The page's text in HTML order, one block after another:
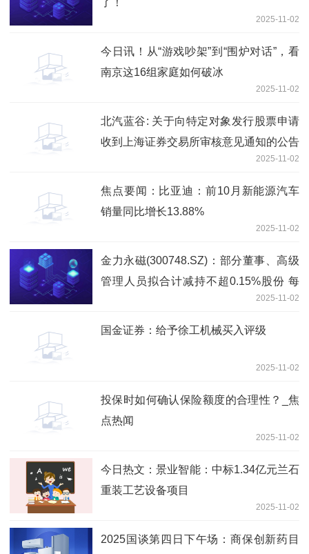
2025-11-02
今日讯！从“游戏吵架”到“围炉对话”，看
南京这16组家庭如何破冰
2025-11-02
北汽蓝谷: 关于向特定对象发行股票申请
收到上海证券交易所审核意见通知的公告
2025-11-02
焦点要闻：比亚迪：前10月新能源汽车
销量同比增长13.88%
2025-11-02
金力永磁(300748.SZ)：部分董事、高级
管理人员拟合计减持不超0.15%股份 每
2025-11-02
国金证券：给予徐工机械买入评级
2025-11-02
投保时如何确认保险额度的合理性？_焦
点热闻
2025-11-02
今日热文：景业智能：中标1.34亿元兰石
重装工艺设备项目
2025-11-02
2025国谈第四日下午场：商保创新药目